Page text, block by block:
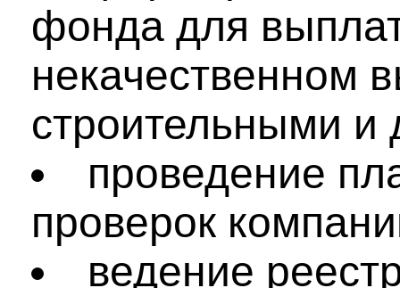
фонда для
некачественном
строительными и
проведение
проверок
ведение